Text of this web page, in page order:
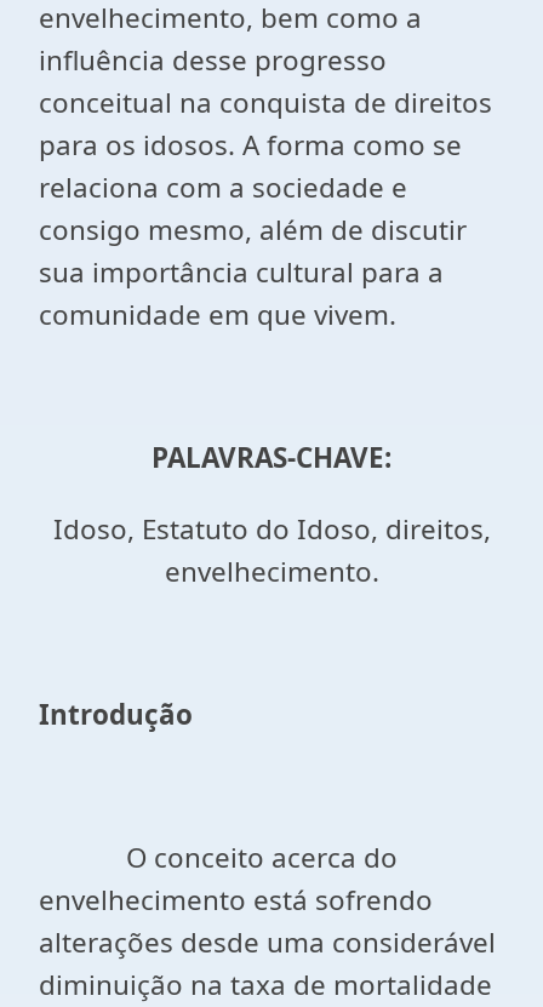
envelhecimento, bem como a
influência desse progresso
conceitual na conquista de direitos
para os idosos. A forma como se
relaciona com a sociedade e
consigo mesmo, além de discutir
sua importância cultural para a
comunidade em que vivem.
PALAVRAS-CHAVE:
Idoso, Estatuto do Idoso, direitos,
envelhecimento.
Introdução
O conceito acerca do
envelhecimento está sofrendo
alterações desde uma considerável
diminuição na taxa de mortalidade